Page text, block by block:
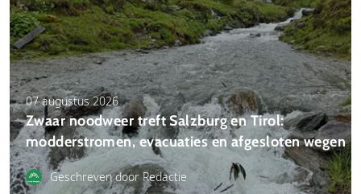
07 augustus 2026
Zwaar noodweer treft Salzburg en Tirol:
modderstromen, evacuaties en afgesloten wegen
Geschreven door Redactie